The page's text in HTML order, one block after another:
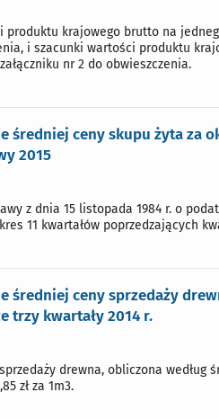
produktu krajowego brutto na
i szacunki wartości produktu
nr 2 do obwieszczenia.
średniej ceny skupu żyta za
2015
z dnia 15 listopada 1984 r. o
11 kwartałów poprzedzających
średniej ceny sprzedaży
trzy kwartały 2014 r.
drewna, obliczona
zł za 1m3.